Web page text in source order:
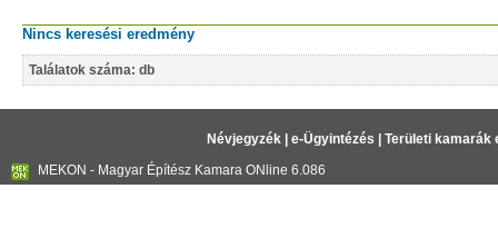
Nincs keresési eredmény
Találatok száma: db
Névjegyzék| e-Ügyintézés
Területi kamarák
MEKON - Magyar Építész Kamara ONline 6.086